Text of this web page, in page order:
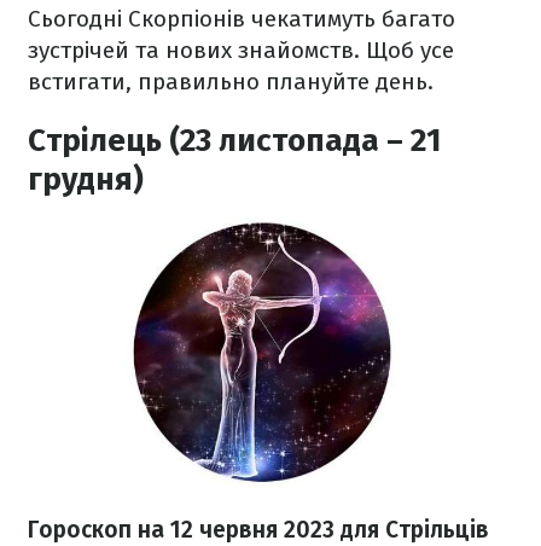
Сьогодні Скорпіонів чекатимуть багато
зустрічей та нових знайомств. Щоб усе
встигати, правильно плануйте день.
Стрілець (23 листопада – 21
грудня)
Гороскоп на 12 червня 2023 для Стрільців